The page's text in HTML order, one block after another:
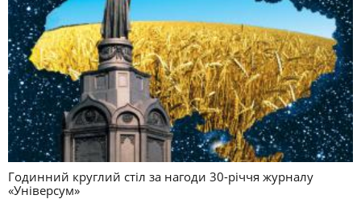
Годинний круглий стіл за нагоди 30-річчя журналу
«Універсум»